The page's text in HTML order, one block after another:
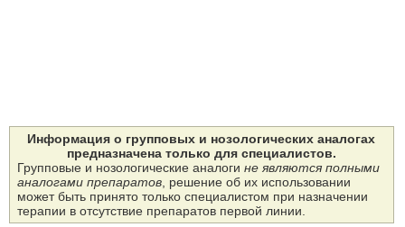
Информация о групповых и нозологических аналогах
предназначена только для специалистов.
Групповые и нозологические аналоги не являются полными
аналогами препаратов, решение об их использовании
может быть принято только специалистом при назначении
терапии в отсутствие препаратов первой линии.